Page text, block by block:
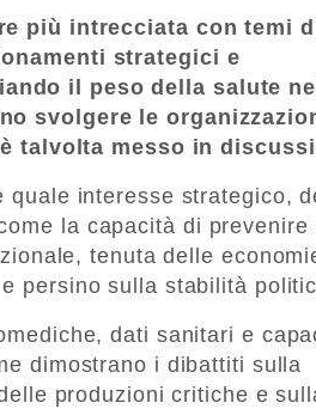
più intrecciata con temi
strategici e
il peso della salute
svolgere le
talvolta messo in
interesse strategico,
la capacità di prevenire
tenuta delle
persino sulla stabilità
dati sanitari e
dimostrano i dibattiti sulla
produzioni critiche e